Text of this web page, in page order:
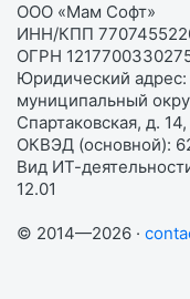
ООО «Мам Софт»
ИНН/КПП
ОГРН
Юридический адрес:
муниципальный
Спартаковская, д.
ОКВЭД (основной):
Вид ИТ-
12.01
© 2014—2026 ·